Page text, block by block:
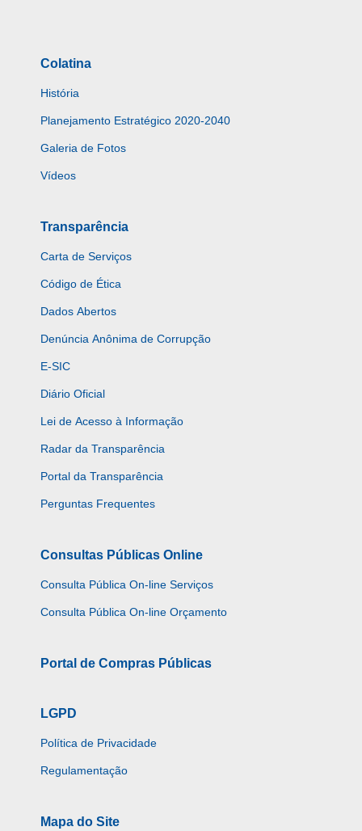
Colatina
História
Planejamento Estratégico 2020-2040
Galeria de Fotos
Vídeos
Transparência
Carta de Serviços
Código de Ética
Dados Abertos
Denúncia Anônima de Corrupção
E-SIC
Diário Oficial
Lei de Acesso à Informação
Radar da Transparência
Portal da Transparência
Perguntas Frequentes
Consultas Públicas Online
Consulta Pública On-line Serviços
Consulta Pública On-line Orçamento
Portal de Compras Públicas
LGPD
Política de Privacidade
Regulamentação
Mapa do Site